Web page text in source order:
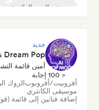
موسيقى البوب الراقصة
جديد
أمين قائمة
< 100 إجابة
أفروبيت/أفروبوبالروك
موسيقى الكانتري
إضافة فنانين إلى قائمة